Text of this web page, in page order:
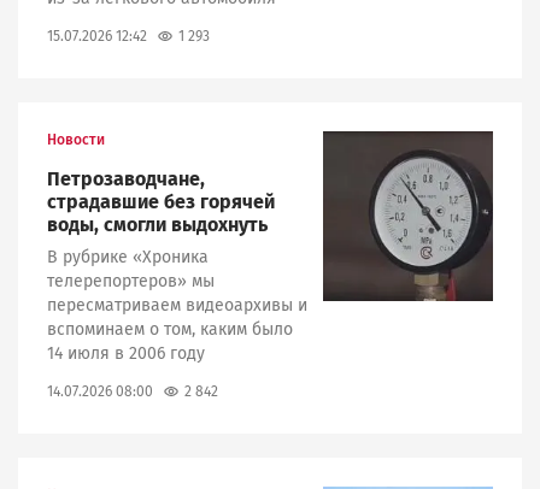
15.07.2026 12:42 1 293
Новости
Петрозаводчане,
страдавшие без горячей
воды, смогли выдохнуть
В рубрике «Хроника
телерепортеров» мы
пересматриваем видеоархивы и
вспоминаем о том, каким было
14 июля в 2006 году
14.07.2026 08:00 2 842